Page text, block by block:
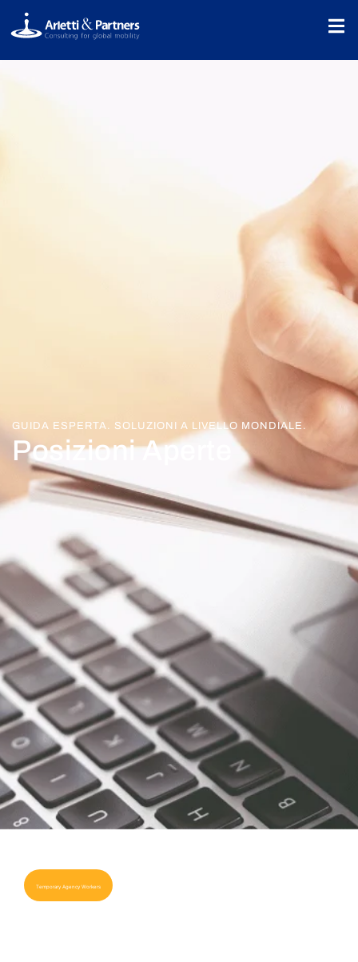
GUIDA ESPERTA. SOLUZIONI A LIVELLO MONDIALE.
Posizioni Aperte
Temporary Agency Workers